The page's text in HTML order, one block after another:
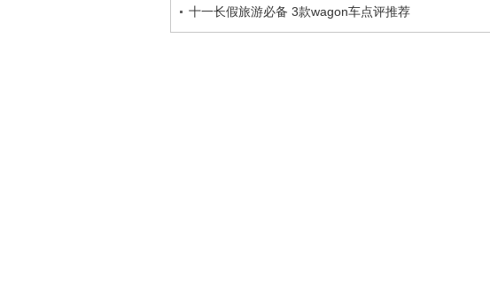
十一长假旅游必备 3款wagon车点评推荐